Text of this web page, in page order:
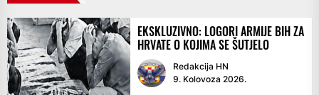
EKSKLUZIVNO: LOGORI ARMIJE BIH ZA
HRVATE O KOJIMA SE ŠUTJELO
Redakcija HN
9. Kolovoza 2026.